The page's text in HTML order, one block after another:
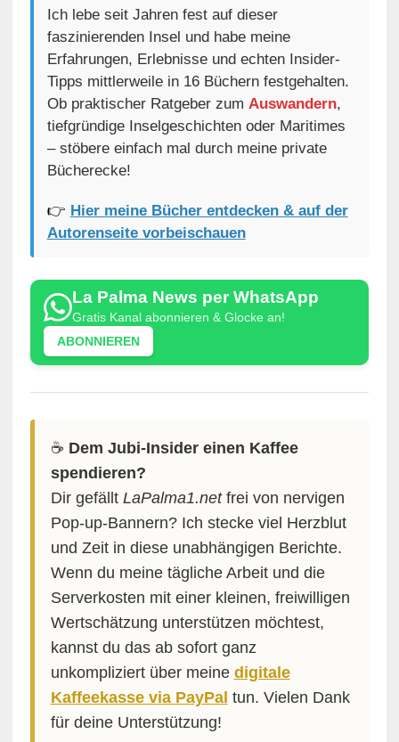
Ich lebe seit Jahren fest auf dieser
faszinierenden Insel und habe meine
Erfahrungen, Erlebnisse und echten Insider-
Tipps mittlerweile in 16 Büchern festgehalten.
Ob praktischer Ratgeber zum Auswandern,
tiefgründige Inselgeschichten oder Maritimes
– stöbere einfach mal durch meine private
Bücherecke!
👉 Hier meine Bücher entdecken & auf der
Autorenseite vorbeischauen
La Palma News per WhatsApp
Gratis Kanal abonnieren & Glocke an!
ABONNIEREN
☕️ Dem Jubi-Insider einen Kaffee
spendieren?
Dir gefällt LaPalma1.netfrei von nervigen
Pop-up-Bannern? Ich stecke viel Herzblut
und Zeit in diese unabhängigen Berichte.
Wenn du meine tägliche Arbeit und die
Serverkosten mit einer kleinen, freiwilligen
Wertschätzung unterstützen möchtest,
kannst du das ab sofort ganz
unkompliziert über meine digitale
Kaffeekasse via PayPal tun. Vielen Dank
für deine Unterstützung!